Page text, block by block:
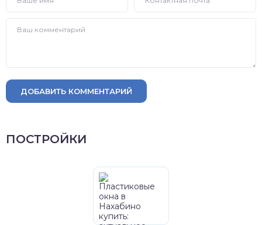
ДОБАВИТЬ КОММЕНТАРИЙ
ПОСТРОЙКИ